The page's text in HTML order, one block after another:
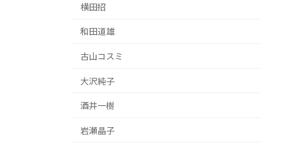
横田招
和田道雄
古山コスミ
大沢純子
酒井一樹
岩瀬晶子